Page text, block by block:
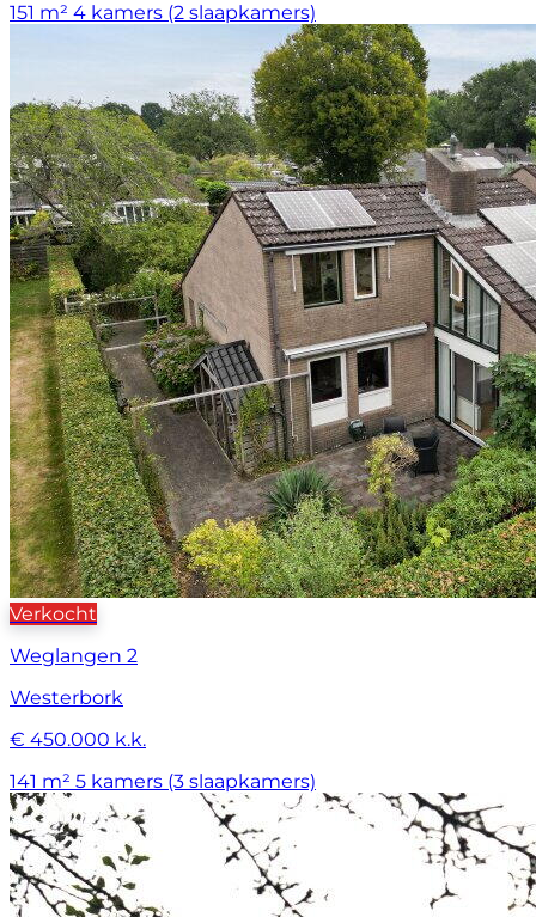
151 m² 4 kamers (2 slaapkamers)
Verkocht
Weglangen 2
Westerbork
€ 450.000 k.k.
141 m² 5 kamers (3 slaapkamers)